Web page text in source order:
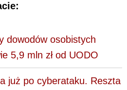
dowodów osobistych
5,9 mln zł od UODO
już po cyberataku. Reszta